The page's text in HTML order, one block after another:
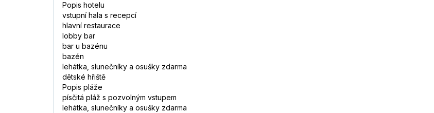
Popis hotelu
vstupní hala s recepcí
hlavní restaurace
lobby bar
bar u bazénu
bazén
lehátka, slunečníky a osušky zdarma
dětské hřiště
Popis pláže
písčitá pláž s pozvolným vstupem
lehátka, slunečníky a osušky zdarma